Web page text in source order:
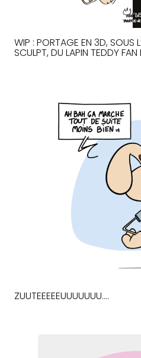
WIP : PORTAGE EN 3D, SOUS
SCULPT, DU LAPIN TEDDY
ZUUTEEEEEUUUUUUU….